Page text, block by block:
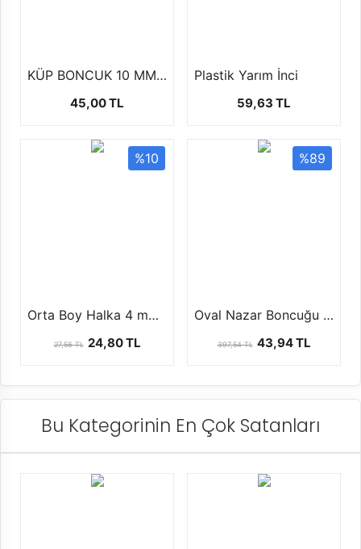
KÜP BONCUK 10 MM (100 GR)
45,00 TL
Plastik Yarım İnci
59,63 TL
%10
Orta Boy Halka 4 mm -1 paket (50 gr)
27,56 TL 24,80 TL
%89
Oval Nazar Boncuğu 4 faklı boyutta ( 1 paket 100 ad )
397,54 TL 43,94 TL
Bu Kategorinin En Çok Satanları